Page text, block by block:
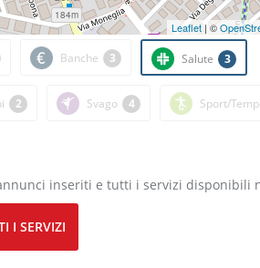
184m
Leaflet| ©
Banche 3 Salute 3
2 Svago 4 Sport/
inseriti e tutti i servizi disponibili
I SERVIZI